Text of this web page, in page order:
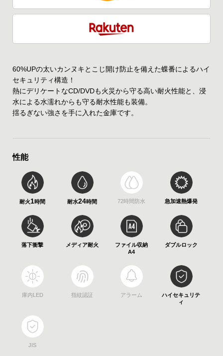
60%UPの太いカンヌキとこじ開け防止を備えた蝶番によるハイ
セキュリティ構造！
熱にデリケートなCD/DVDも火災から守る高い耐火性能と、浸
水による水濡れからも守る耐水性能も装備。
揺るぎない強さを手に入れた金庫です。
性能
耐火1 耐水24 72時間防水 急加速熱爆発
落下衝撃 メディア耐火 ファイル収納 ダブルロック
庫内LED 指紋認証 アラーム
ハイセキュリテ
ィ
JIS